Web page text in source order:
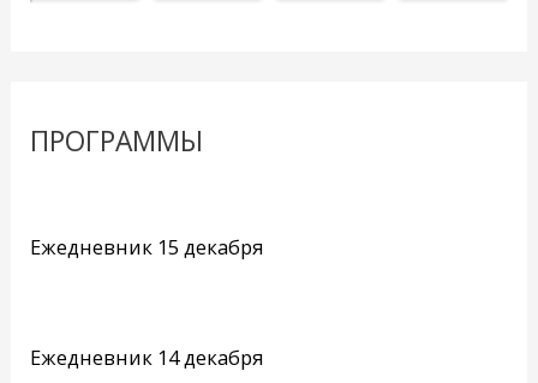
ПРОГРАММЫ
Ежедневник 15 декабря
Ежедневник 14 декабря